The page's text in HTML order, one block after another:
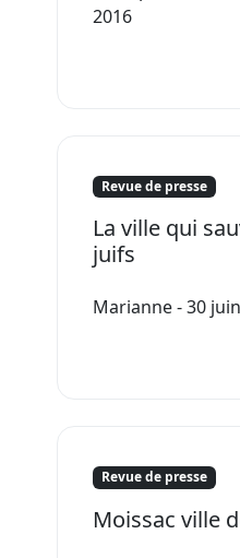
2016
Revue de presse
La ville qui
juifs
Marianne - 30
Revue de presse
Moissac ville